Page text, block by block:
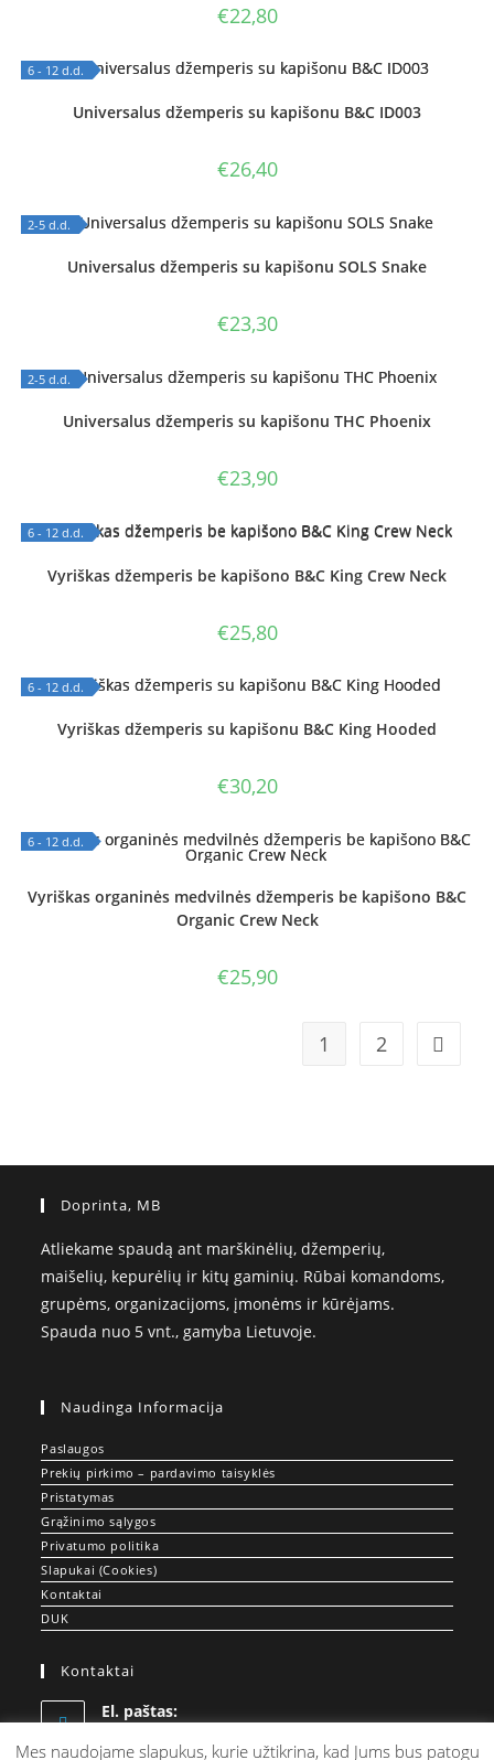
€22,80
6 - 12 d.d.
Universalus džemperis su kapišonu B&C ID003
€26,40
2-5 d.d.
Universalus džemperis su kapišonu SOLS Snake
€23,30
2-5 d.d.
Universalus džemperis su kapišonu THC Phoenix
€23,90
6 - 12 d.d.
Vyriškas džemperis be kapišono B&C King Crew Neck
€25,80
6 - 12 d.d.
Vyriškas džemperis su kapišonu B&C King Hooded
€30,20
6 - 12 d.d.
Vyriškas organinės medvilnės džemperis be kapišono B&C
Organic Crew Neck
€25,90
1 2
Doprinta, MB
Atliekame spaudą ant marškinėlių, džemperių,
maišelių, kepurėlių ir kitų gaminių. Rūbai komandoms,
grupėms, organizacijoms, įmonėms ir kūrėjams.
Spauda nuo 5 vnt., gamyba Lietuvoje.
Naudinga Informacija
Paslaugos
Prekių pirkimo – pardavimo taisyklės
Pristatymas
Grąžinimo sąlygos
Privatumo politika
Slapukai (Cookies)
Kontaktai
DUK
Kontaktai
El. paštas:
in
Mes naudojame slapukus, kurie užtikrina, kad Jums bus patogu